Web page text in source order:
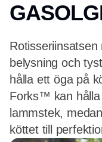
belysning och
hålla ett öga på
Forks™ kan hålla
lammstek,
köttet till